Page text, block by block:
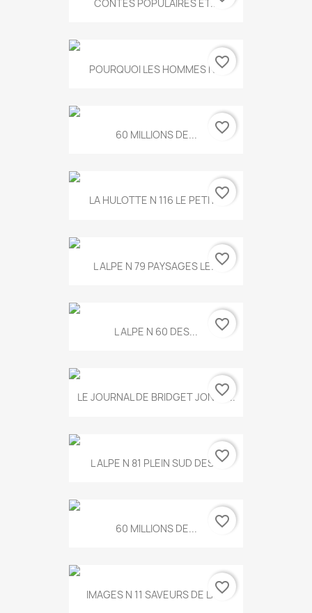
CONTES POPULAIRES ET...
POURQUOI LES HOMMES N...favorite_border
60 MILLIONS DE... favorite_border
LA HULOTTE N 116 LE PETIT...favorite_border
L ALPE N 79 PAYSAGES LE...favorite_border
L ALPE N 60 DES... favorite_border
LE JOURNAL DE BRIDGET JONES...
favorite_border
L ALPE N 81 PLEIN SUD DES...favorite_border
60 MILLIONS DE... favorite_border
IMAGES N 11 SAVEURS DE LA...
favorite_border